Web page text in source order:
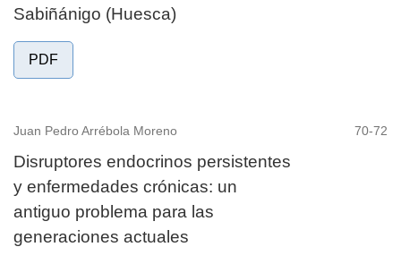
Sabiñánigo (Huesca)
PDF
Juan Pedro Arrébola Moreno 70-72
Disruptores endocrinos persistentes
y enfermedades crónicas: un
antiguo problema para las
generaciones actuales